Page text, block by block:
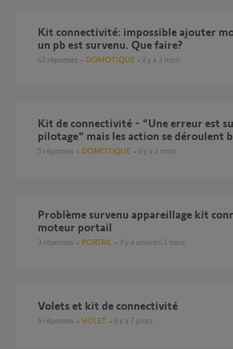
Kit connectivité: impossible ajouter mon volet io, erreur
un pb est survenu. Que faire?
42 réponses DOMOTIQUE il y a 3 mois
Kit de connectivité - "Une erreur est survenue lors du
pilotage" mais les action se déroulent
5 réponses DOMOTIQUE il y a 2 mois
problème survenu appareillage kit connectivite avec
moteur portail
3 réponses PORTAIL il y a environ 2 mois
Volets et kit de connectivité
4 réponses VOLET il y a 7 jours